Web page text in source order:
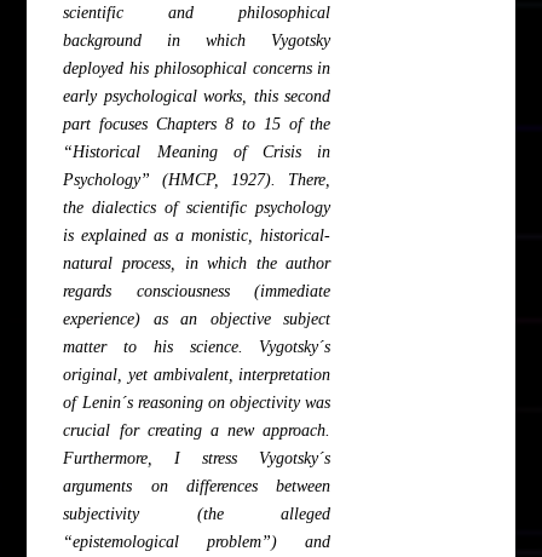
scientific and philosophical
background in which Vygotsky
deployed his philosophical concerns in
early psychological works, this second
part focuses Chapters 8 to 15 of the
“Historical Meaning of Crisis in
Psychology” (HMCP, 1927). There,
the dialectics of scientific psychology
is explained as a monistic, historical-
natural process, in which the author
regards consciousness (immediate
experience) as an objective subject
matter to his science. Vygotsky´s
original, yet ambivalent, interpretation
of Lenin´s reasoning on objectivity was
crucial for creating a new approach.
Furthermore, I stress Vygotsky´s
arguments on differences between
subjectivity (the alleged
“epistemological problem”) and